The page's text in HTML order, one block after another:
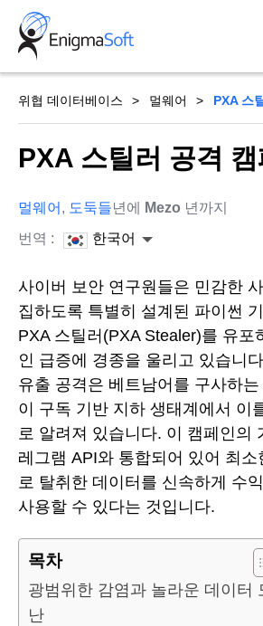
Skip
content
위협 데이터베이스 멀웨어 PXA 스
PXA 스틸러 공격 캠
멀웨어 , 도둑들년에 Mezo 년까지
번역 :
한국어
사이버 보안 연구원들은 민감한
집하도록 특별히 설계된 파이썬
PXA 스틸러(PXA Stealer)를 유포
인 급증에 경종을 울리고 있습니
유출 공격은 베트남어를 구사하
이 구독 기반 지하 생태계에서 이
로 알려져 있습니다. 이 캠페인의
레그램 API와 통합되어 있어 최소
로 탈취한 데이터를 신속하게 수
사용할 수 있다는 것입니다.
목차
광범위한 감염과 놀라운 데이터
난